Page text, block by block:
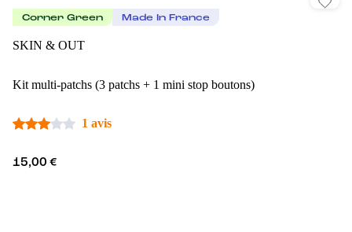
Corner Green Made In France
SKIN & OUT
Kit multi-patchs (3 patchs + 1 mini stop boutons)
1 avis
15,00 €